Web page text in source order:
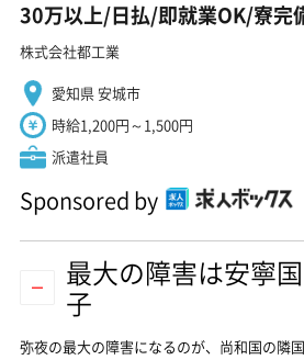
30万以上/日払/即就業OK/寮完
株式会社都工業
愛知県 安城市
時給1,200円～1,500円
派遣社員
Sponsored by
最大の障害は安寧
子
弥夜の最大の障害になるのが、尚和国の隣